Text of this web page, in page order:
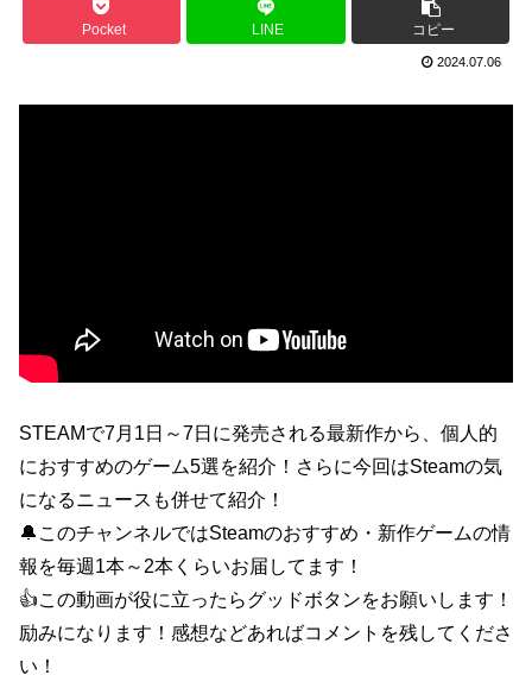
Pocket LINE コピー
2024.07.06
STEAMで7月1日～7日に発売される最新作から、個人的
におすすめのゲーム5選を紹介！さらに今回はSteamの気
になるニュースも併せて紹介！
🔔このチャンネルではSteamのおすすめ・新作ゲームの情
報を毎週1本～2本くらいお届してます！
👍この動画が役に立ったらグッドボタンをお願いします！
励みになります！感想などあればコメントを残してくださ
い！